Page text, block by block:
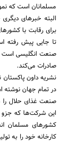
مسلمانان است که
البته خبرهای
برای رقابت با
تا جایی پیش رفته
صنعت انگلیسی است
صادرات می‌کند.
نشریه داون پاکستان
در تمام جهان
صنعت غذای حلال را
این شرکت‌ها که